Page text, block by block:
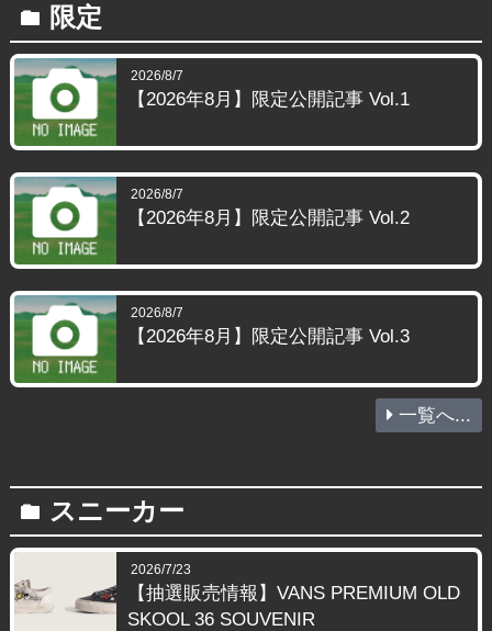
folder 限定
2026/8/7
【2026年8月】限定公開記事 Vol.1
2026/8/7
【2026年8月】限定公開記事 Vol.2
2026/8/7
【2026年8月】限定公開記事 Vol.3
一覧へ...
folder スニーカー
2026/7/23
【抽選販売情報】VANS PREMIUM OLD
SKOOL 36 SOUVENIR